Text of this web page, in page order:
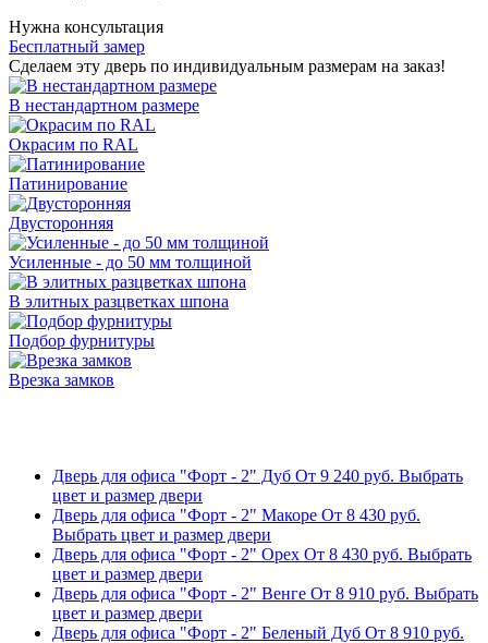
Нужна консультация
Бесплатный замер
Сделаем эту дверь по индивидуальным размерам на заказ!
В нестандартном размере
Окрасим по RAL
Патинирование
Двусторонняя
Усиленные - до 50 мм толщиной
В элитных разцветках шпона
Подбор фурнитуры
Врезка замков
Дверь для офиса "Форт - 2" Дуб От 9 240 руб. Выбрать
цвет и размер двери
Дверь для офиса "Форт - 2" Макоре От 8 430 руб.
Выбрать цвет и размер двери
Дверь для офиса "Форт - 2" Орех От 8 430 руб. Выбрать
цвет и размер двери
Дверь для офиса "Форт - 2" Венге От 8 910 руб. Выбрать
цвет и размер двери
Дверь для офиса "Форт - 2" Беленый Дуб От 8 910 руб.